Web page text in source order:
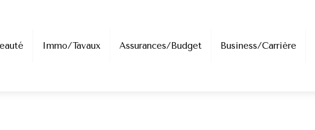
Immo/Tavaux Assurances/Budget Business/Carrière